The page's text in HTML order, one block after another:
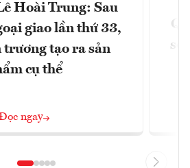
Hoài Trung: Sau
giao lần thứ 33,
tạo ra sản
cụ thể
ngay